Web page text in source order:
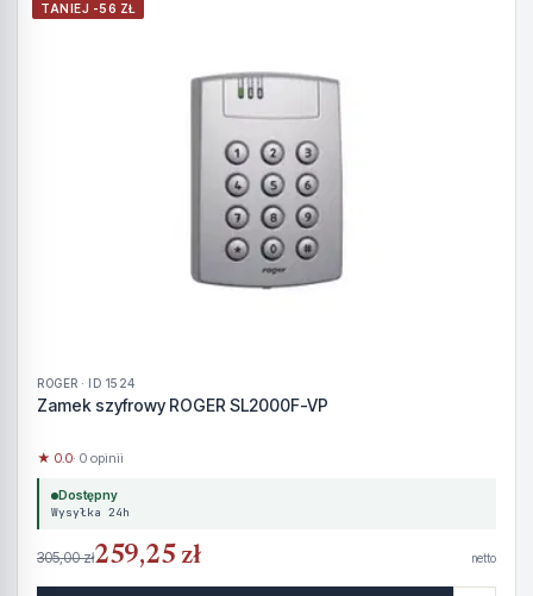
TANIEJ -56 ZŁ
ROGER · ID 1524
Zamek szyfrowy ROGER SL2000F-VP
★ 0.0· 0 opinii
Dostępny
Wysyłka 24h
305,00 zł259,25 zł netto